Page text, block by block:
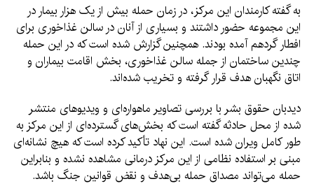
به گفته کارمندان این مرکز، در زمان حمله بیش از یک هزار بیمار در
این مجموعه حضور داشتند و بسیاری از آنان در سالن غذاخوری برای
افطار گردهم آمده بودند. همچنین گزارش شده است که در این حمله
چندین ساختمان از جمله سالن غذاخوری، بخش اقامت بیماران و
اتاق نگهبان هدف قرار گرفته و تخریب شده‌اند.
دیدبان حقوق بشر با بررسی تصاویر ماهواره‌ای و ویدیوهای منتشر
شده از محل حادثه گفته است که بخش‌های گسترده‌ای از این مرکز به
طور کامل ویران شده است. این نهاد تأکید کرده است که هیچ نشانه‌ای
مبنی بر استفاده نظامی از این مرکز درمانی مشاهده نشده و بنابراین
حمله می‌تواند مصداق حمله بی‌هدف و نقض قوانین جنگ باشد.